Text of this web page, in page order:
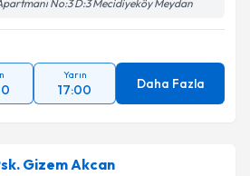
No:3 D:3 Mecidiyeköy Meydan
Yarın
17:00 Daha Fazla
Gizem Akcan